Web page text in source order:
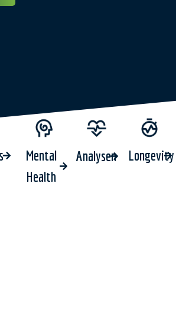
Mental
Health
Analysen Longevity